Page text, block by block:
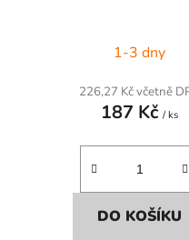
1-3 dny
226,27 Kč včetně
187 Kč/ ks
DO KOŠÍKU